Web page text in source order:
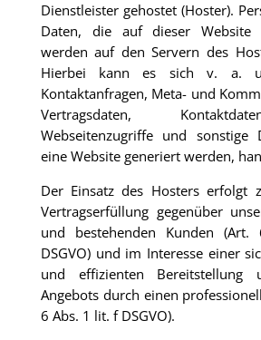
Dienstleister gehostet (Hoster).
Daten, die auf dieser Website
werden auf den Servern des
Hierbei kann es sich v. a.
Kontaktanfragen, Meta- und
Vertragsdaten,
Webseitenzugriffe und
eine Website generiert werden,
Der Einsatz des Hosters erfolgt
Vertragserfüllung gegenüber
und bestehenden Kunden
DSGVO) und im Interesse einer
und effizienten Bereitstellung
Angebots durch einen
6 Abs. 1 lit. f DSGVO).